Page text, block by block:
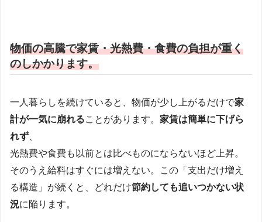
物価の高騰で家賃・光熱費・食費の負担が重く
のしかかります。
一人暮らしを続けていると、物価が少し上がるだけで家
計が一気に崩れることがあります。 家賃は簡単に下げら
れず
光熱費や食費も以前とは比べものにならないほど上昇。
そのうえ給料はすぐには増えない。この「支出だけ増え
る構造」が続くと、どれだけ節約しても追いつかない状
況に陥ります。